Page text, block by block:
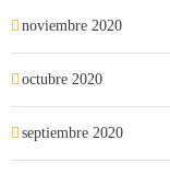
noviembre 2020
octubre 2020
septiembre 2020